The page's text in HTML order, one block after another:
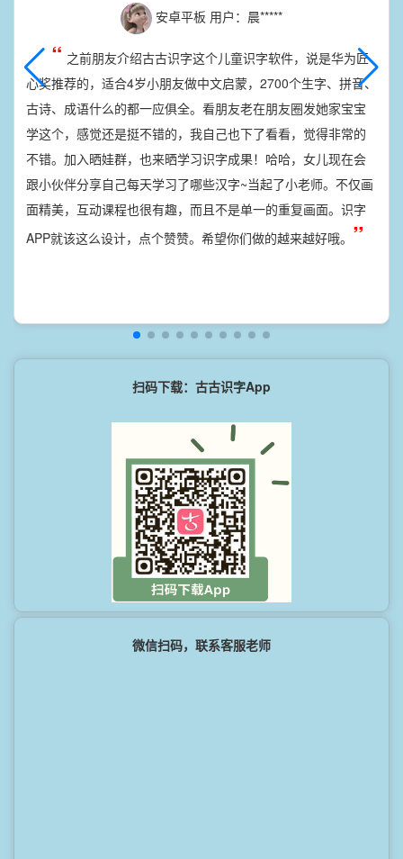
安卓平板 用户：晨*****
“ 之前朋友介绍古古识字这个儿童识字软件，说是华为匠
心奖推荐的，适合4岁小朋友做中文启蒙，2700个生字、拼音、
古诗、成语什么的都一应俱全。看朋友老在朋友圈发她家宝宝
学这个，感觉还是挺不错的，我自己也下了看看，觉得非常的
不错。加入晒娃群，也来晒学习识字成果！哈哈，女儿现在会
跟小伙伴分享自己每天学习了哪些汉字~当起了小老师。不仅画
面精美，互动课程也很有趣，而且不是单一的重复画面。识字
APP就该这么设计，点个赞赞。希望你们做的越来越好哦。 ”
扫码下载：古古识字App
微信扫码，联系客服老师